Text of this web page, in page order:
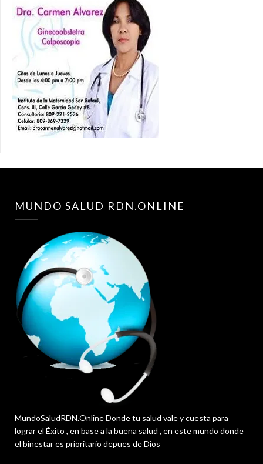
MUNDO SALUD RDN.ONLINE
MundoSaludRDN.Online Donde tu salud vale y cuesta para
lograr el Éxito , en base a la buena salud , en este mundo donde
el binestar es prioritario depues de Dios